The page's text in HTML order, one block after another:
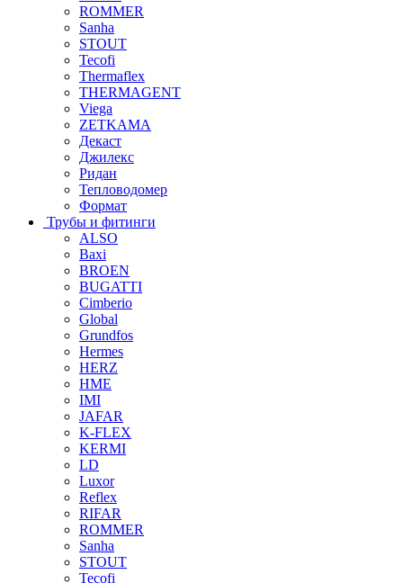
ROMMER
Sanha
STOUT
Tecofi
Thermaflex
THERMAGENT
Viega
ZETKAMA
Декаст
Джилекс
Ридан
Тепловодомер
Формат
Трубы и фитинги
ALSO
Baxi
BROEN
BUGATTI
Cimberio
Global
Grundfos
Hermes
HERZ
HME
IMI
JAFAR
K-FLEX
KERMI
LD
Luxor
Reflex
RIFAR
ROMMER
Sanha
STOUT
Tecofi